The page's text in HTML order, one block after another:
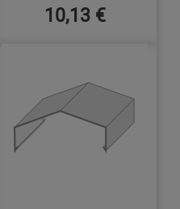
10,13 €